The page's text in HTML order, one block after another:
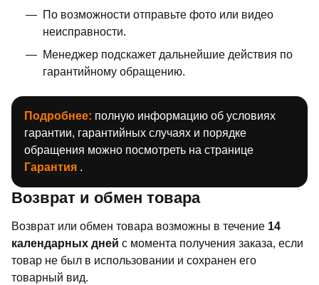
По возможности отправьте фото или видео
неисправности.
Менеджер подскажет дальнейшие действия по
гарантийному обращению.
Подробнее: полную информацию об условиях
гарантии, гарантийных случаях и порядке
обращения можно посмотреть на странице
Гарантия .
Возврат и обмен товара
Возврат или обмен товара возможны в течение 14
календарных дней с момента получения заказа, если
товар не был в использовании и сохранен его
товарный вид.